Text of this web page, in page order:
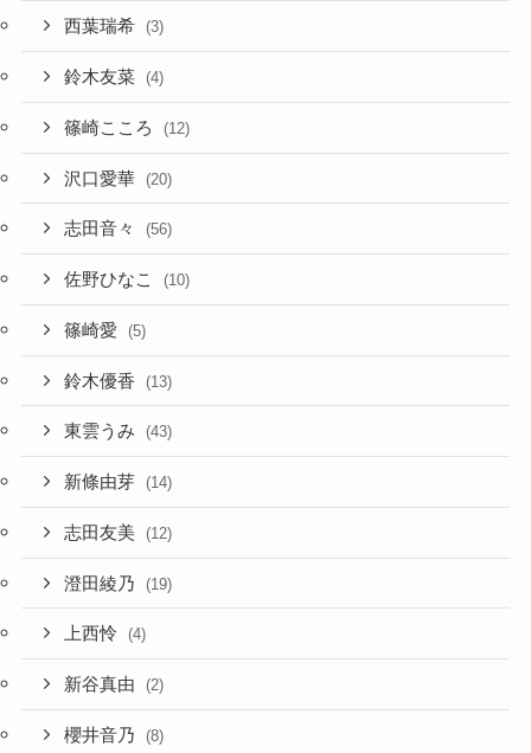
西葉瑞希 (3)
鈴木友菜 (4)
篠崎こころ (12)
沢口愛華 (20)
志田音々 (56)
佐野ひなこ (10)
篠崎愛 (5)
鈴木優香 (13)
東雲うみ (43)
新條由芽 (14)
志田友美 (12)
澄田綾乃 (19)
上西怜 (4)
新谷真由 (2)
櫻井音乃 (8)